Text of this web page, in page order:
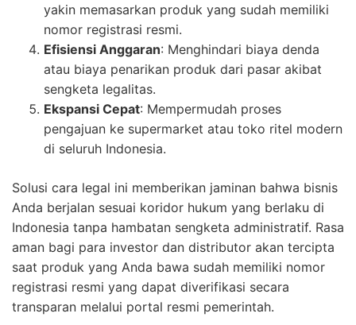
yakin memasarkan produk yang sudah memiliki
nomor registrasi resmi.
Efisiensi Anggaran: Menghindari biaya denda
atau biaya penarikan produk dari pasar akibat
sengketa legalitas.
Ekspansi Cepat: Mempermudah proses
pengajuan ke supermarket atau toko ritel modern
di seluruh Indonesia.
Solusi cara legal ini memberikan jaminan bahwa bisnis
Anda berjalan sesuai koridor hukum yang berlaku di
Indonesia tanpa hambatan sengketa administratif. Rasa
aman bagi para investor dan distributor akan tercipta
saat produk yang Anda bawa sudah memiliki nomor
registrasi resmi yang dapat diverifikasi secara
transparan melalui portal resmi pemerintah.